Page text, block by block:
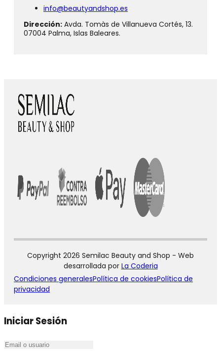
info@beautyandshop.es
Dirección: Avda. Tomàs de Villanueva Cortés, 13.
07004 Palma, Islas Baleares.
Copyright 2026 Semilac Beauty and Shop - Web
desarrollada por La Coderia
Condiciones generalesPolítica de cookiesPolítica de
privacidad
Iniciar Sesión